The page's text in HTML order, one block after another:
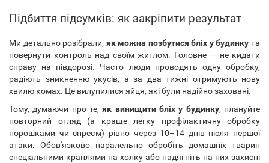
Підбиття підсумків: як закріпити результат
Ми детально розібрали, як можна позбутися бліх у будинку та
повернути контроль над своїм житлом. Головне — не кидати
справу на півдорозі. Часто люди проводять одну обробку,
радіють зникненню укусів, а за два тижні отримують нову
хвилю комах. Це вилупилися яйця, які були надійно заховані.
Тому, думаючи про те,як винищити бліх у будинку, плануйте
повторний огляд (а краще легку профілактичну обробку
порошками чи спреєм) рівно через 10–14 днів після першої
атаки. Обов'язково паралельно обробіть домашніх тварин
спеціальними краплями на холку або надягніть на них захисні